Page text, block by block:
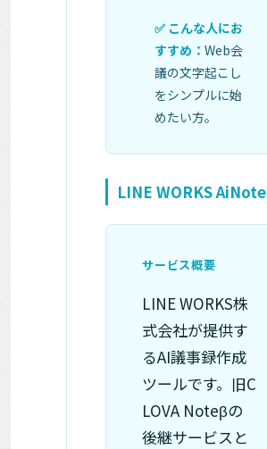
Web会
議の文字起こし
をシンプルに始
めたい方。
LINE WORKS AiNote
サービス概要
LINE WORKS株
式会社が提供す
るAI議事録作成
ツールです。旧C
LOVA Noteβの
後継サービスと